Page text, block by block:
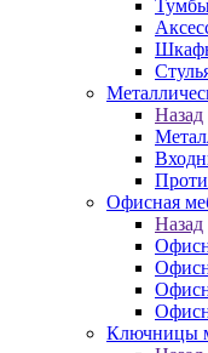
Назад
Офисная
Назад
Ключницы